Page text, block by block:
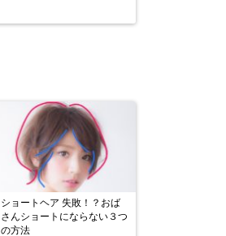
ショートヘア 失敗！？おば
さんショートにならない３つ
の方法